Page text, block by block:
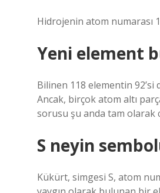
Hidrojenin atom numarası
Yeni element
Bilinen 118 elementin
Ancak, birçok atom altı
sorusu şu anda tam olarak
S neyin
Kükürt, simgesi S, atom